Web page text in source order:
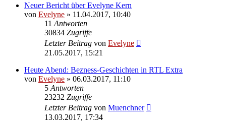
Neuer Bericht über Evelyne Kern
von Evelyne » 11.04.2017, 10:40
11 Antworten
30834 Zugriffe
Letzter Beitrag von Evelyne
21.05.2017, 15:21
Heute Abend: Bezness-Geschichten in RTL Extra
von Evelyne » 06.03.2017, 11:10
5 Antworten
23232 Zugriffe
Letzter Beitrag von Muenchner
13.03.2017, 17:34